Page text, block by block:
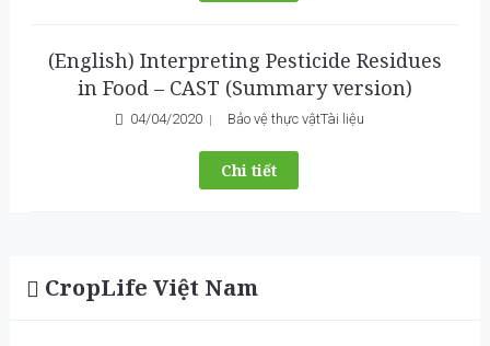
(English) Interpreting Pesticide Residues
in Food – CAST (Summary version)
04/04/2020 Bảo vệ thực vậtTài liệu
Chi tiết
CropLife Việt Nam